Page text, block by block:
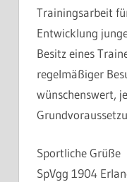
Trainingsarbeit
Entwicklung
Besitz eines
regelmäßiger
wünschenswert,
Sportliche Grüße
SpVgg 1904